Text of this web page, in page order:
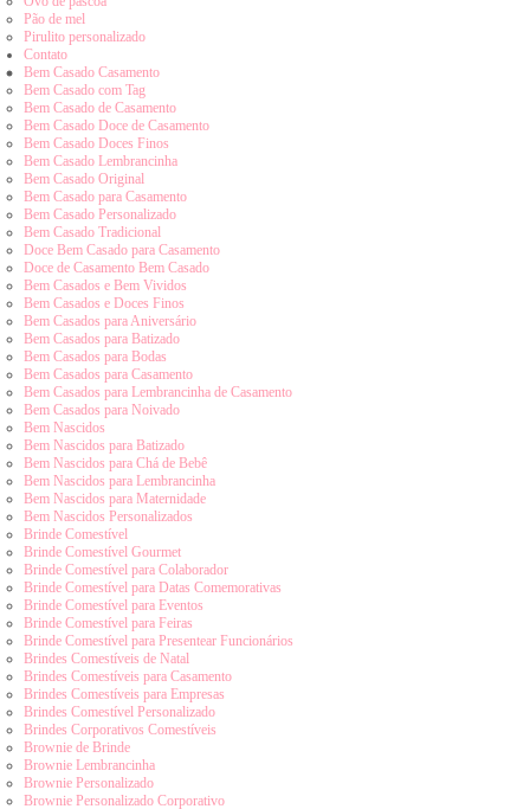
Pão de mel
Pirulito personalizado
Contato
Bem Casado Casamento
Bem Casado com Tag
Bem Casado de Casamento
Bem Casado Doce de Casamento
Bem Casado Doces Finos
Bem Casado Lembrancinha
Bem Casado Original
Bem Casado para Casamento
Bem Casado Personalizado
Bem Casado Tradicional
Doce Bem Casado para Casamento
Doce de Casamento Bem Casado
Bem Casados e Bem Vividos
Bem Casados e Doces Finos
Bem Casados para Aniversário
Bem Casados para Batizado
Bem Casados para Bodas
Bem Casados para Casamento
Bem Casados para Lembrancinha de Casamento
Bem Casados para Noivado
Bem Nascidos
Bem Nascidos para Batizado
Bem Nascidos para Chá de Bebê
Bem Nascidos para Lembrancinha
Bem Nascidos para Maternidade
Bem Nascidos Personalizados
Brinde Comestível
Brinde Comestível Gourmet
Brinde Comestível para Colaborador
Brinde Comestível para Datas Comemorativas
Brinde Comestível para Eventos
Brinde Comestível para Feiras
Brinde Comestível para Presentear Funcionários
Brindes Comestíveis de Natal
Brindes Comestíveis para Casamento
Brindes Comestíveis para Empresas
Brindes Comestível Personalizado
Brindes Corporativos Comestíveis
Brownie de Brinde
Brownie Lembrancinha
Brownie Personalizado
Brownie Personalizado Corporativo